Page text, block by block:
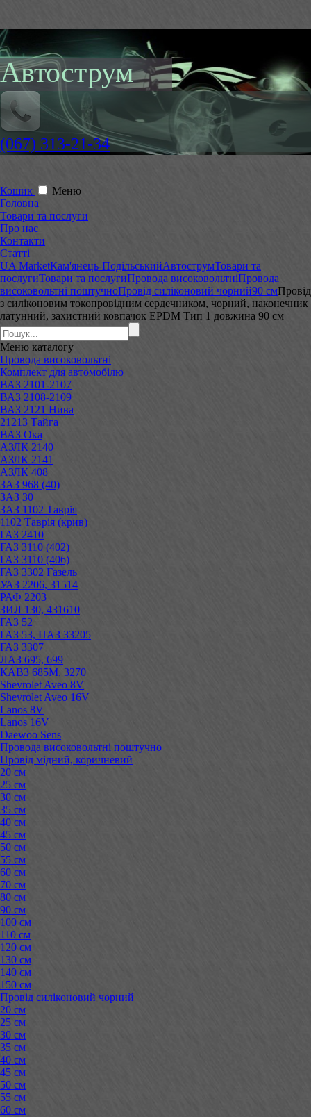
Автострум
(067) 313-21-34
Кошик
Меню
Головна
Товари та послуги
Про нас
Контакти
Статті
UA MarketКам'янець-ПодільськийАвтострумТовари та
послугиТовари та послугиПровода високовольтніПровода
високовольтні поштучноПровід силіконовий чорний90 смПровід
з силіконовим токопровідним сердечником, чорний, наконечник
латунний, захистний ковпачок EPDM Тип 1 довжина 90 см
Меню каталогу
Провода високовольтні
Комплект для автомобілю
ВАЗ 2101-2107
ВАЗ 2108-2109
ВАЗ 2121 Нива
21213 Тайга
ВАЗ Ока
АЗЛК 2140
АЗЛК 2141
АЗЛК 408
ЗАЗ 968 (40)
ЗАЗ 30
ЗАЗ 1102 Таврія
1102 Таврія (крив)
ГАЗ 2410
ГАЗ 3110 (402)
ГАЗ 3110 (406)
ГАЗ 3302 Газель
УАЗ 2206, 31514
РАФ 2203
ЗИЛ 130, 431610
ГАЗ 52
ГАЗ 53, ПАЗ 33205
ГАЗ 3307
ЛАЗ 695, 699
КАВЗ 685М, 3270
Shevrolet Aveo 8V
Shevrolet Aveo 16V
Lanos 8V
Lanos 16V
Daewoo Sens
Провода високовольтні поштучно
Провід мідний, коричневий
20 см
25 см
30 см
35 см
40 см
45 см
50 см
55 см
60 см
70 см
80 см
90 см
100 см
110 см
120 см
130 см
140 см
150 см
Провід силіконовий чорний
20 см
25 см
30 см
35 см
40 см
45 см
50 см
55 см
60 см